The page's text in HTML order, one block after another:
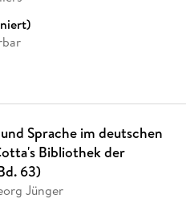
Sprache im deutschen
Bibliothek der
63)
Jünger